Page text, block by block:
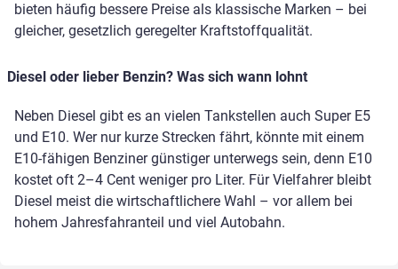
bieten häufig bessere Preise als klassische Marken – bei
gleicher, gesetzlich geregelter Kraftstoffqualität.
Diesel oder lieber Benzin? Was sich wann lohnt
Neben Diesel gibt es an vielen Tankstellen auch Super E5
und E10. Wer nur kurze Strecken fährt, könnte mit einem
E10-fähigen Benziner günstiger unterwegs sein, denn E10
kostet oft 2–4 Cent weniger pro Liter. Für Vielfahrer bleibt
Diesel meist die wirtschaftlichere Wahl – vor allem bei
hohem Jahresfahranteil und viel Autobahn.